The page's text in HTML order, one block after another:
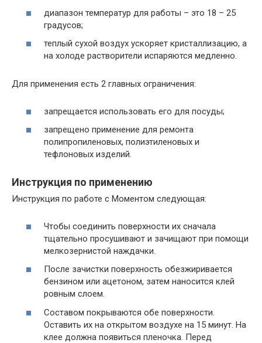
диапазон температур для работы – это 18 – 25
градусов;
теплый сухой воздух ускоряет кристаллизацию, а
на холоде растворители испаряются медленно.
Для применения есть 2 главных ограничения:
запрещается использовать его для посуды;
запрещено применение для ремонта
полипропиленовых, полиэтиленовых и
тефлоновых изделий.
Инструкция по применению
Инструкция по работе с Моментом следующая:
Чтобы соединить поверхности их сначала
тщательно просушивают и зачищают при помощи
мелкозернистой наждачки.
После зачистки поверхность обезжиривается
бензином или ацетоном, затем наносится клей
ровным слоем.
Составом покрываются обе поверхности.
Оставить их на открытом воздухе на 15 минут. На
клее должна появиться пленочка. Перед